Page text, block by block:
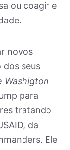
ou coagir e
novos
dos seus
Washigton
para
tratando
da
Ele